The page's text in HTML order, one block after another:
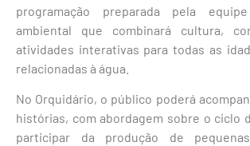
programação preparada pela
ambiental que combinará cultura,
atividades interativas para todas as
relacionadas à água.
No Orquidário, o público poderá
histórias, com abordagem sobre o ciclo
participar da produção de pequenas